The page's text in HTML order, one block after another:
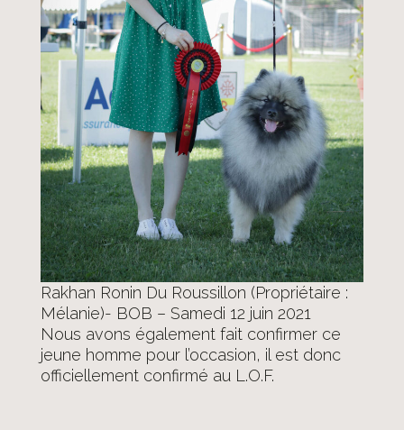
Rakhan Ronin Du Roussillon (Propriétaire :
Mélanie)- BOB – Samedi 12 juin 2021
Nous avons également fait confirmer ce
jeune homme pour l’occasion, il est donc
officiellement confirmé au L.O.F.